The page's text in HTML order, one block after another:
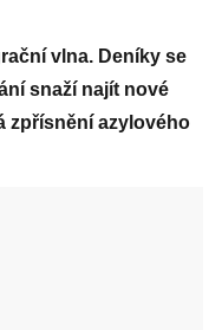
vlna. Deníky se
snaží najít nové
zpřísnění azylového